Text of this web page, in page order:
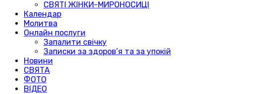
СВЯТІ ЖІНКИ-МИРОНОСИЦІ
Календар
Молитва
Онлайн послуги
Запалити свічку
Записки за здоров’я та за упокій
Новини
СВЯТА
ФОТО
ВІДЕО